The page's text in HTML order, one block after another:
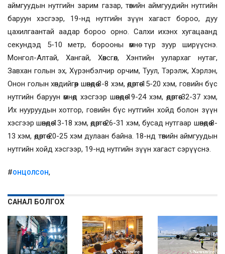
аймгуудын нутгийн зарим газар, төвийн аймгуудийн нутгийн
баруун хэсгээр, 19-нд нутгийн зүүн хагаст бороо, дуу
цахилгаантай аадар бороо орно. Салхи ихэнх хугацаанд
секундэд 5-10 метр, борооны өмнө түр зуур ширүүснэ.
Монгол-Алтай, Хангай, Хөвсгөл, Хэнтийн уулархаг нутаг,
Завхан голын эх, Хүрэнбэлчир орчим, Туул, Тэрэлж, Хэрлэн,
Онон голын хөндийгөөр шөнөдөө 3-8 хэм, өдөртөө 15-20 хэм, говийн бүс
нутгийн баруун өмнөд хэсгээр шөнөдөө 19-24 хэм, өдөртөө 32-37 хэм,
Их нууруудын хотгор, говийн бүс нутгийн хойд болон зүүн
хэсгээр шөнөдөө 13-18 хэм, өдөртөө 26-31 хэм, бусад нутгаар шөнөдөө 8-
13 хэм, өдөртөө 20-25 хэм дулаан байна. 18-нд төвийн аймгуудын
нутгийн хойд хэсгээр, 19-нд нутгийн зүүн хагаст сэрүүснэ.
#ОНЦОЛСОН,
САНАЛ БОЛГОХ